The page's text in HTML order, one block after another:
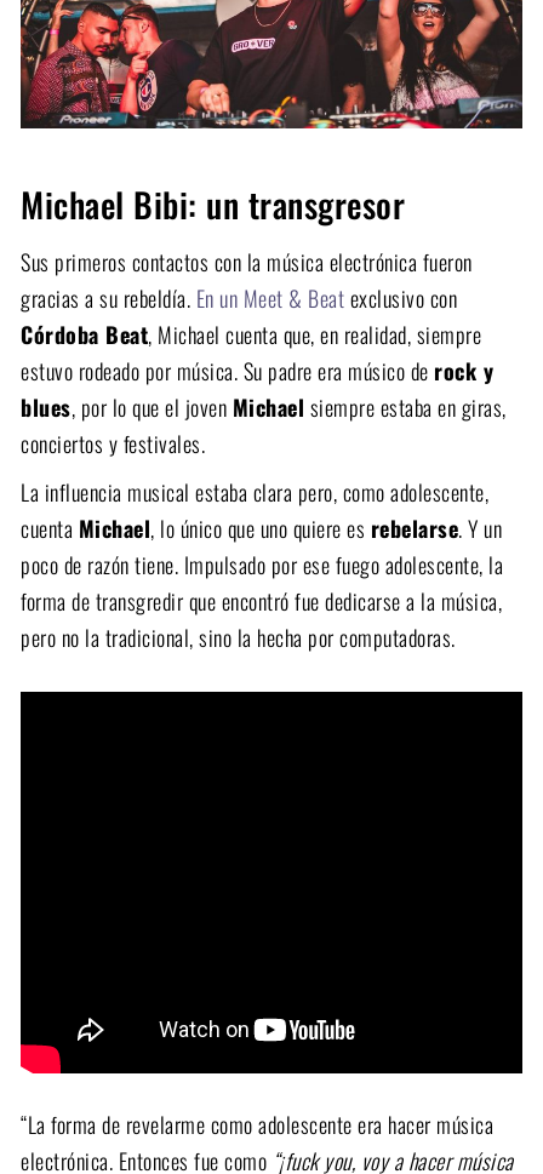
Michael Bibi: un transgresor
Sus primeros contactos con la música electrónica fueron
gracias a su rebeldía. En un Meet & Beatexclusivo con
Córdoba Beat, Michael cuenta que, en realidad, siempre
estuvo rodeado por música. Su padre era músico de rock y
blues, por lo que el joven Michael siempre estaba en giras,
conciertos y festivales.
La influencia musical estaba clara pero, como adolescente,
cuenta Michael, lo único que uno quiere es rebelarse. Y un
poco de razón tiene. Impulsado por ese fuego adolescente, la
forma de transgredir que encontró fue dedicarse a la música,
pero no la tradicional, sino la hecha por computadoras.
“La forma de revelarme como adolescente era hacer música
electrónica. Entonces fue como “¡fuck you, voy a hacer música